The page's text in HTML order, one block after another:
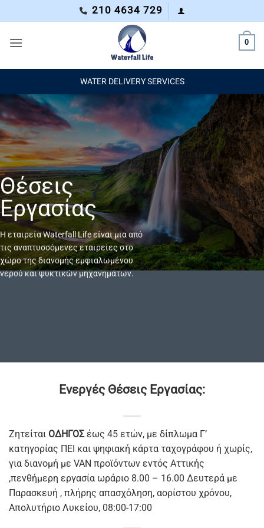
στο
περιεχόμενο
210 4634 729
0
WATER DELIVERY SERVICES
Θέσεις
Εργασίας
Η εταιρεία Waterfall Life είναι μια από
τις αναπτυσσόμενες εταιρείες στο
χώρο της διανομής εμφιαλωμένου
νερού και ψυκτικών μηχανημάτων.
Ενεργές Θέσεις Εργασίας:
Ζητείται ΟΔΗΓΟΣέως 45 ετών, με δίπλωμα Γ’
κατηγορίας ΠΕΙ και ψηφιακή κάρτα ταχογράφου ή χωρίς,
για διανομή με VAN προϊόντων εντός Αττικής
,πενθήμερη εργασία ωράριο 8.00 – 16.00 Δευτερά με
Παρασκευή , πλήρης απασχόληση, αορίστου χρόνου,
Απολυτήριο Λυκείου, 08:00-17:00